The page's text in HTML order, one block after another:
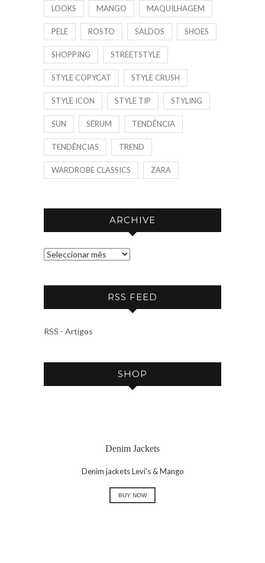
LOOKS MANGO MAQUILHAGEM
PELE ROSTO SALDOS SHOES
SHOPPING STREETSTYLE
STYLE COPYCAT STYLE CRUSH
STYLE ICON STYLE TIP STYLING
SUN SÉRUM TENDÊNCIA
TENDÊNCIAS TREND
WARDROBE CLASSICS ZARA
ARCHIVE
A
C
V
RSS FEED
RSS - Artigos
SHOP
Denim Jackets
Denim jackets Levi's & Mango
BUY NOW